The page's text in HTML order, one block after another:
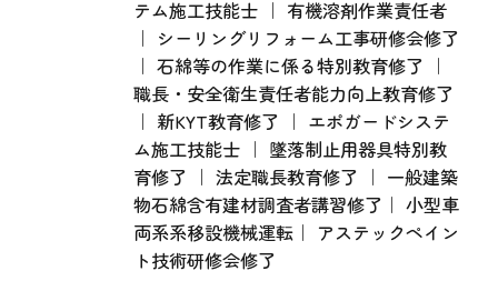
テム施工技能士 ｜ 有機溶剤作業責任者
｜ シーリングリフォーム工事研修会修了
｜ 石綿等の作業に係る特別教育修了 ｜
職長・安全衛生責任者能力向上教育修了
｜ 新KYT教育修了 ｜ エポガードシステ
ム施工技能士 ｜ 墜落制止用器具特別教
育修了 ｜ 法定職長教育修了 ｜ 一般建築
物石綿含有建材調査者講習修了｜ 小型車
両系系移設機械運転｜ アステックペイン
ト技術研修会修了